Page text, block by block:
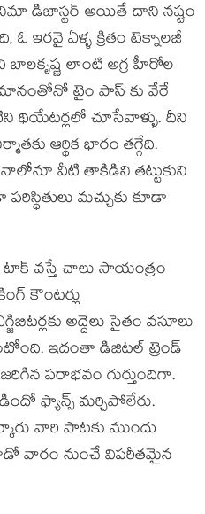
డిజాస్టర్ అయితే దాని నష్టం
ఇరవై ఏళ్ళ క్రితం టెక్నాలజీ
లాంటి అగ్ర హీరోల
టైం పాస్ కు వేరే
థియేటర్లలో చూసేవాళ్ళు. దీని
ఆర్థిక భారం తగ్గేది.
వీటి తాకిడిని తట్టుకుని
పరిస్థితులు మచ్చుకు కూడా
వస్తే చాలు సాయంత్రం
కౌంటర్లు
అద్దెలు సైతం వసూలు
ఇదంతా డిజిటల్ ట్రెండ్
పరాభవం గుర్తుందిగా.
ఫ్యాన్స్ మర్చిపోలేరు.
వారి పాటకు ముందు
వారం నుంచే విపరీతమైన